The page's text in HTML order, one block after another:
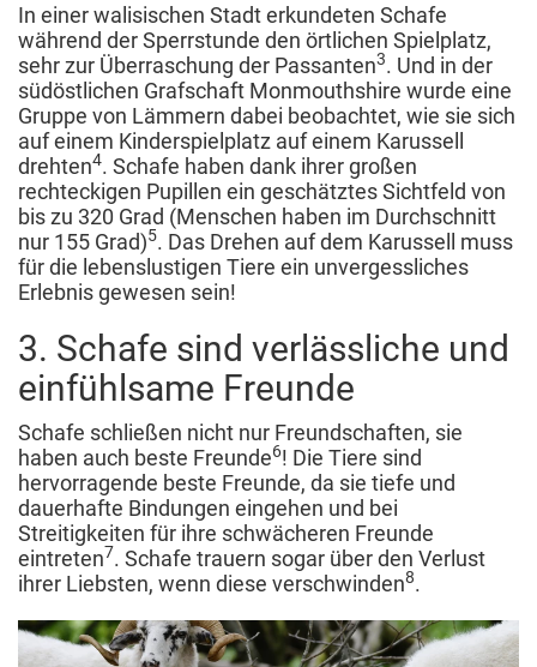
In einer walisischen Stadt erkundeten Schafe
während der Sperrstunde den örtlichen Spielplatz,
sehr zur Überraschung der Passanten3. Und in der
südöstlichen Grafschaft Monmouthshire wurde eine
Gruppe von Lämmern dabei beobachtet, wie sie sich
auf einem Kinderspielplatz auf einem Karussell
drehten4. Schafe haben dank ihrer großen
rechteckigen Pupillen ein geschätztes Sichtfeld von
bis zu 320 Grad (Menschen haben im Durchschnitt
nur 155 Grad)5. Das Drehen auf dem Karussell muss
für die lebenslustigen Tiere ein unvergessliches
Erlebnis gewesen sein!
3. Schafe sind verlässliche und
einfühlsame Freunde
Schafe schließen nicht nur Freundschaften, sie
haben auch beste Freunde6! Die Tiere sind
hervorragende beste Freunde, da sie tiefe und
dauerhafte Bindungen eingehen und bei
Streitigkeiten für ihre schwächeren Freunde
eintreten7. Schafe trauern sogar über den Verlust
ihrer Liebsten, wenn diese verschwinden8.